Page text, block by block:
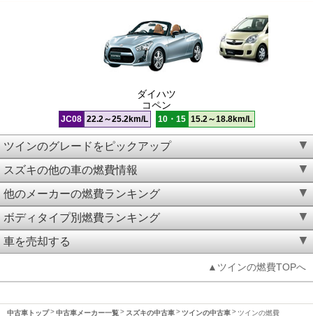
ダイハツ
コペン
JC08 22.2～25.2km/L 10・15 15.2～18.8km/L
ツインのグレードをピックアップ
スズキの他の車の燃費情報
他のメーカーの燃費ランキング
ボディタイプ別燃費ランキング
車を売却する
▲ツインの燃費TOPへ
中古車トップ 中古車メーカー一覧 スズキの中古車 ツインの中古車 ツインの燃費